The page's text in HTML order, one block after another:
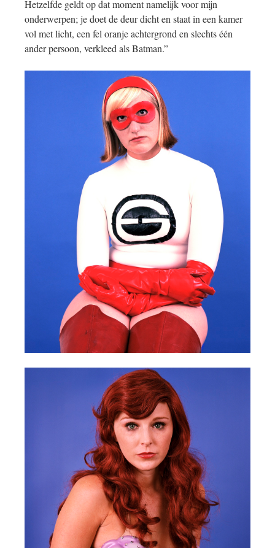
Hetzelfde geldt op dat moment namelijk voor mijn
onderwerpen; je doet de deur dicht en staat in een kamer
vol met licht, een fel oranje achtergrond en slechts één
ander persoon, verkleed als Batman.”